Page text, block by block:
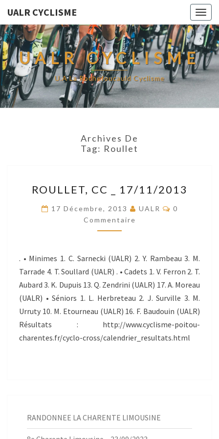
UALR CYCLISME
UALR CYCLISME
U.A La Rochefoucauld Cyclisme
Archives De
Tag: Roullet
CC
_
17/11/2013
ROULLET, CC _ 17/11/2013
17 Décembre, 2013 UALR
0
Commentaire
. • Minimes 1. C. Sarnecki (UALR) 2. Y. Rambeau 3. M.
Tarrade 4. T. Soullard (UALR) . • Cadets 1. V. Ferron 2. T.
Aubard 3. K. Dupuis 13. Q. Zendrini (UALR) 17. A. Moreau
(UALR) • Séniors 1. L. Herbreteau 2. J. Surville 3. M.
Urruty 10. M. Etourneau (UALR) 16. F. Baudouin (UALR)
Résultats : http://www.cyclisme-poitou-
charentes.fr/cyclo-cross/calendrier_resultats.html
RANDONNEE LA CHARENTE LIMOUSINE